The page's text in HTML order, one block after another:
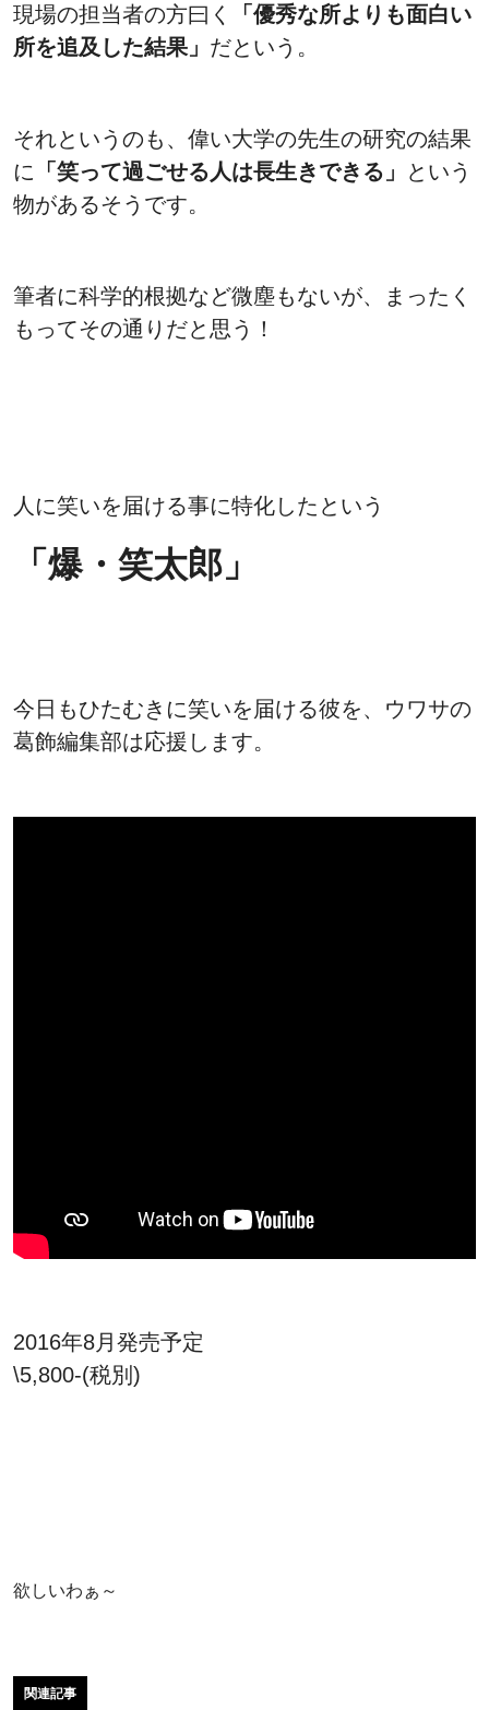
現場の担当者の方曰く
「優秀な所よりも面白い
所を追及した結果」 だという。
それというのも、偉い大学の先生の研究の結果
に 「笑って過ごせる人は長生きできる」
という
物があるそうです。
筆者に科学的根拠など微塵もないが、まったく
もってその通りだと思う！
人に笑いを届ける事に特化したという
「爆・笑太郎」
今日もひたむきに笑いを届ける彼を、ウワサの
葛飾編集部は応援します。
2016年8月発売予定
\5,800-(税別)
欲しいわぁ～
関連記事